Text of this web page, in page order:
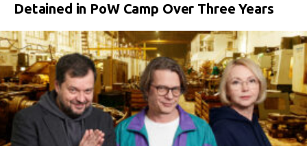
Detained in PoW Camp Over Three Years